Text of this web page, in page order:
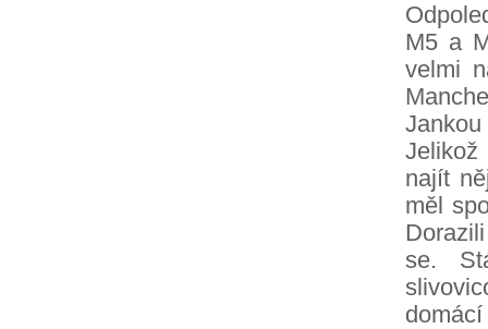
M5 a
velmi
Jelikož
najít
měl
se.